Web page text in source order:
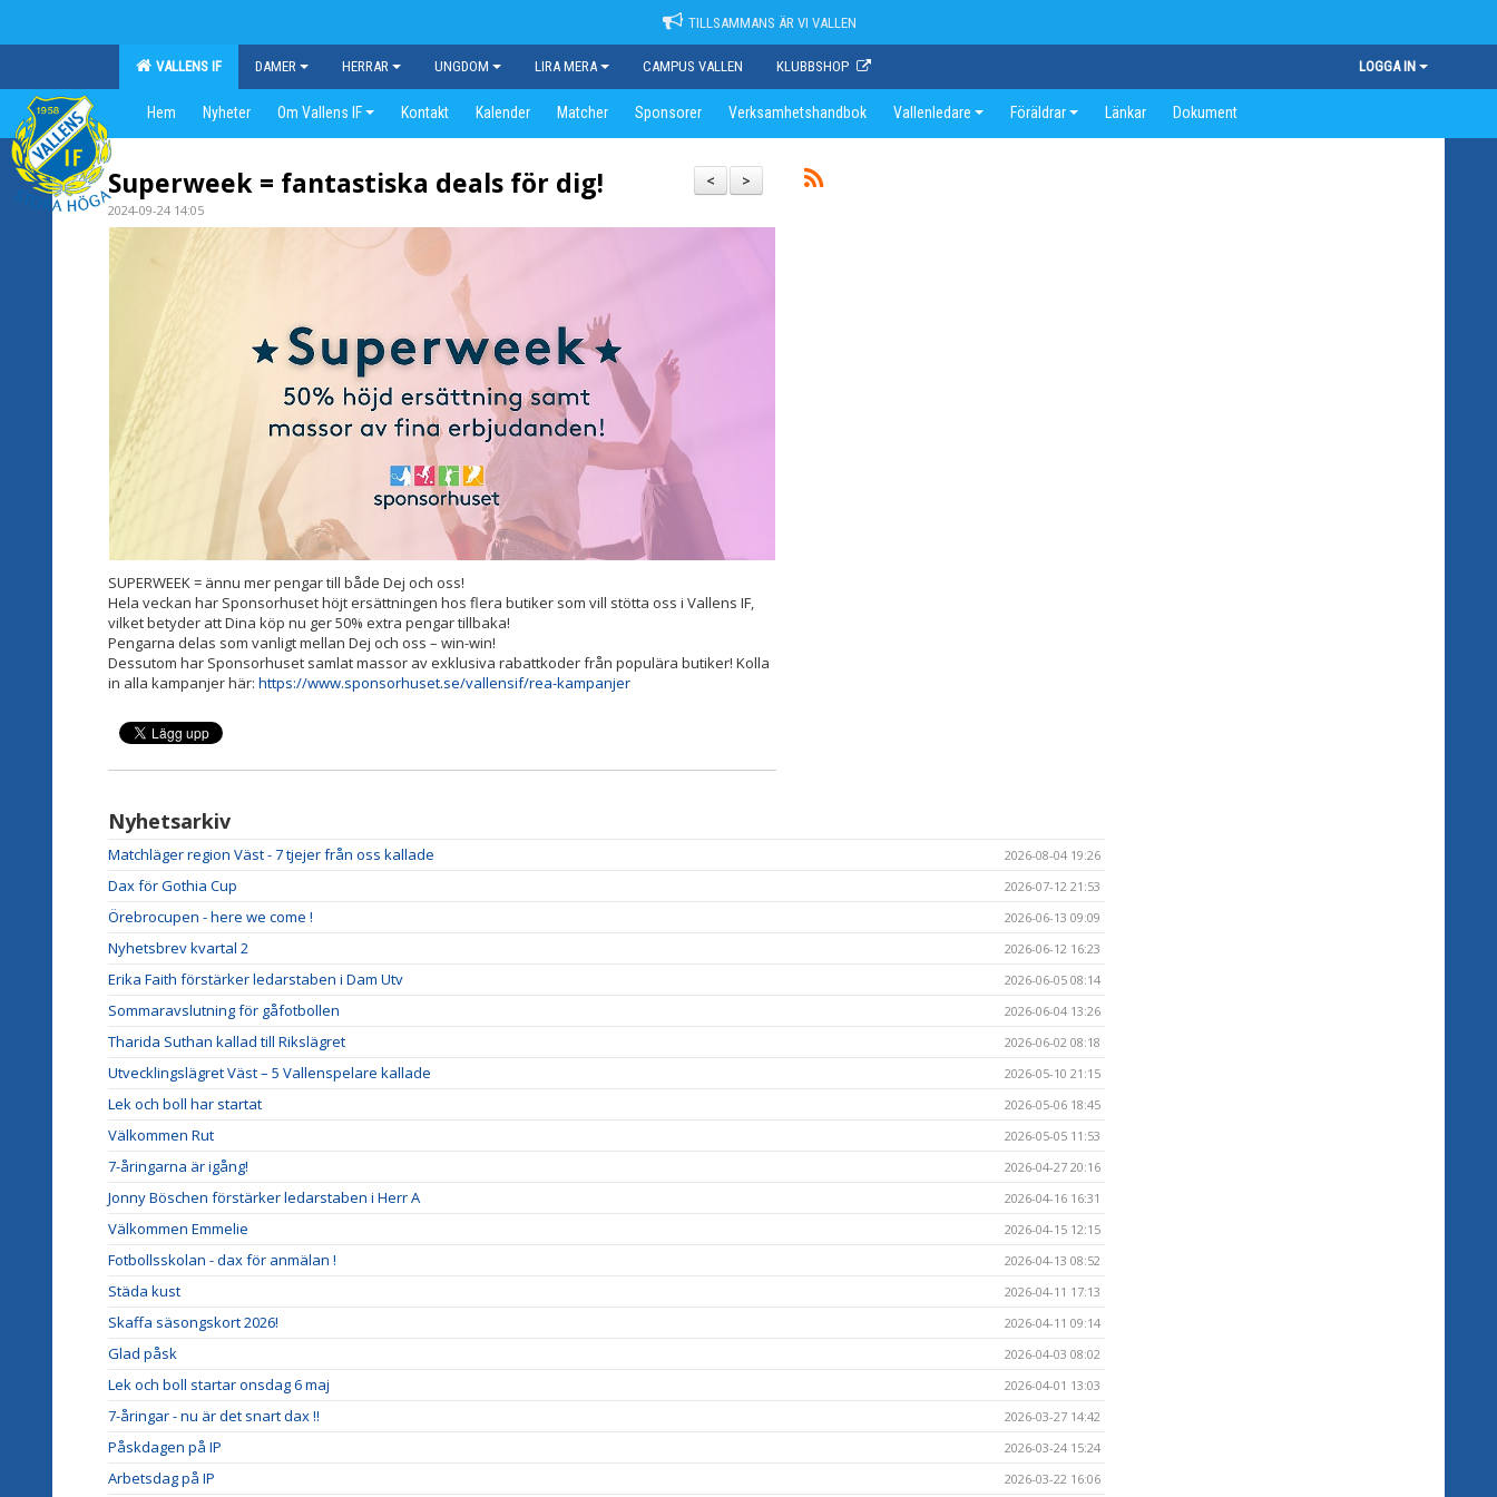
TILLSAMMANS ÄR VI VALLEN
VALLENS IF DAMER HERRAR UNGDOM LIRA MERA CAMPUS VALLEN KLUBBSHOP LOGGA IN
Hem Nyheter Om Vallens IF Kontakt Kalender Matcher Sponsorer Verksamhetshandbok Vallenledare Föräldrar Länkar Dokument
>
<
Superweek = fantastiska deals för dig!
2024-09-24 14:05
SUPERWEEK = ännu mer pengar till både Dej och oss!
Hela veckan har Sponsorhuset höjt ersättningen hos flera butiker som vill stötta oss i Vallens IF,
vilket betyder att Dina köp nu ger 50% extra pengar tillbaka!
Pengarna delas som vanligt mellan Dej och oss – win-win!
Dessutom har Sponsorhuset samlat massor av exklusiva rabattkoder från populära butiker! Kolla
in alla kampanjer här: https://www.sponsorhuset.se/vallensif/rea-kampanjer
Nyhetsarkiv
Matchläger region Väst - 7 tjejer från oss kallade 2026-08-04 19:26
Dax för Gothia Cup 2026-07-12 21:53
Örebrocupen - here we come ! 2026-06-13 09:09
Nyhetsbrev kvartal 2 2026-06-12 16:23
Erika Faith förstärker ledarstaben i Dam Utv 2026-06-05 08:14
Sommaravslutning för gåfotbollen 2026-06-04 13:26
Tharida Suthan kallad till Rikslägret 2026-06-02 08:18
Utvecklingslägret Väst – 5 Vallenspelare kallade 2026-05-10 21:15
Lek och boll har startat 2026-05-06 18:45
Välkommen Rut 2026-05-05 11:53
7-åringarna är igång! 2026-04-27 20:16
Jonny Böschen förstärker ledarstaben i Herr A 2026-04-16 16:31
Välkommen Emmelie 2026-04-15 12:15
Fotbollsskolan - dax för anmälan ! 2026-04-13 08:52
Städa kust 2026-04-11 17:13
Skaffa säsongskort 2026! 2026-04-11 09:14
Glad påsk 2026-04-03 08:02
Lek och boll startar onsdag 6 maj 2026-04-01 13:03
7-åringar - nu är det snart dax !! 2026-03-27 14:42
Påskdagen på IP 2026-03-24 15:24
Arbetsdag på IP 2026-03-22 16:06